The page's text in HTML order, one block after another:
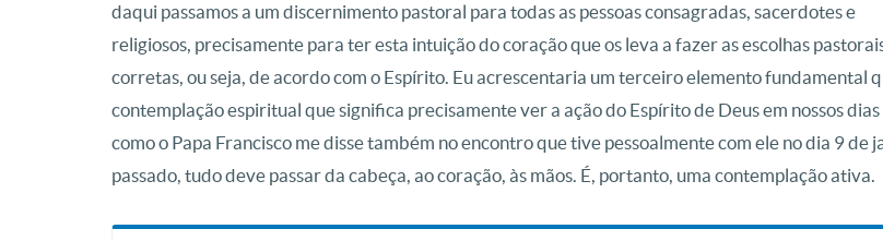
daqui passamos a um discernimento pastoral para todas as pessoas consagradas, sacerdotes e
religiosos, precisamente para ter esta intuição do coração que os leva a fazer as escolhas
corretas, ou seja, de acordo com o Espírito. Eu acrescentaria um terceiro elemento fundamental
contemplação espiritual que significa precisamente ver a ação do Espírito de Deus em nossos dias
como o Papa Francisco me disse também no encontro que tive pessoalmente com ele no dia 9 de
passado, tudo deve passar da cabeça, ao coração, às mãos. É, portanto, uma contemplação ativa.